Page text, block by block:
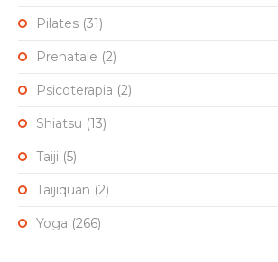
Pilates (31)
Prenatale (2)
Psicoterapia (2)
Shiatsu (13)
Taiji (5)
Taijiquan (2)
Yoga (266)